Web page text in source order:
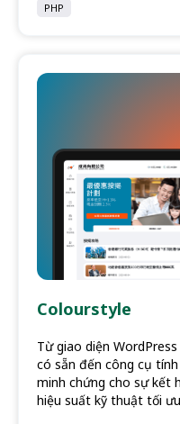
PHP
Colourstyle
Từ giao diện
có sẵn đến công cụ
minh chứng cho sự kết
hiệu suất kỹ thuật tối